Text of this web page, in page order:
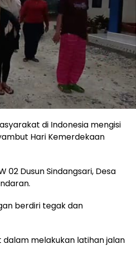
di Indonesia mengisi
Hari Kemerdekaan
02 Dusun Sindangsari, Desa
berdiri tegak dan
melakukan latihan jalan